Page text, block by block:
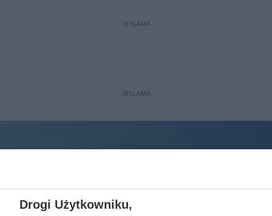
REKLAMA
REKLAMA
Drogi Użytkowniku,